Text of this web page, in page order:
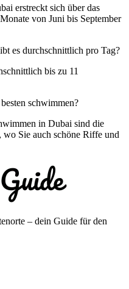
erstreckt sich über das
von Juni bis September
es durchschnittlich pro Tag?
bis zu 11
schwimmen?
in Dubai sind die
wo Sie auch schöne Riffe und
– dein Guide für den